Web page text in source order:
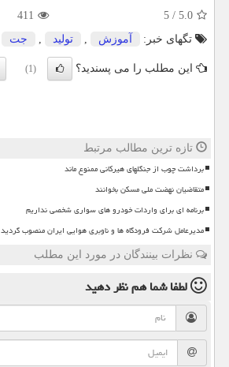
5.0
/
5
411
تگهای خبر:
آموزش تولید جت
این مطلب را می پسندید؟ (1)
تازه ترین مطالب مرتبط
برداشت چوب از جنگلهای هیرکانی ممنوع ماند
متقاضیان نهضت ملی مسکن بخوانند
برنامه ای برای واردات خودرو های سواری شخصی نداریم
مدیرعامل شرکت فرودگاه ها و ناوبری هوایی ایران منصوب گردید
نظرات بینندگان در مورد این مطلب
لطفا شما همنظر دهید